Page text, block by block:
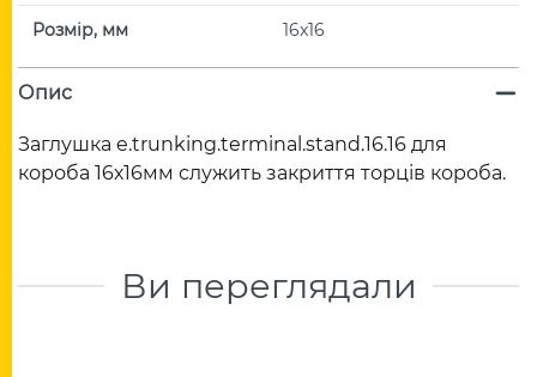
Розмір, мм 16х16
Опис
Заглушка e.trunking.terminal.stand.16.16 для
короба 16х16мм служить закриття торців короба.
Ви переглядали